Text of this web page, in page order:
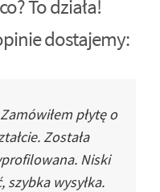
To działa!
dostajemy:
płytę o
Została
Niski
szybka wysyłka.